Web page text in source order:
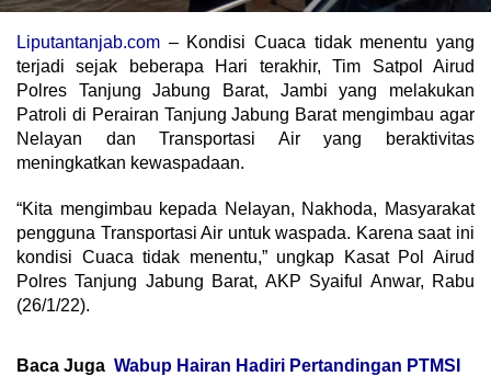
Liputantanjab.com – Kondisi Cuaca tidak menentu yang
terjadi sejak beberapa Hari terakhir, Tim Satpol Airud
Polres Tanjung Jabung Barat, Jambi yang melakukan
Patroli di Perairan Tanjung Jabung Barat mengimbau agar
Nelayan dan Transportasi Air yang beraktivitas
meningkatkan kewaspadaan.
“Kita mengimbau kepada Nelayan, Nakhoda, Masyarakat
pengguna Transportasi Air untuk waspada. Karena saat ini
kondisi Cuaca tidak menentu,” ungkap Kasat Pol Airud
Polres Tanjung Jabung Barat, AKP Syaiful Anwar, Rabu
(26/1/22).
Baca Juga Wabup Hairan Hadiri Pertandingan PTMSI